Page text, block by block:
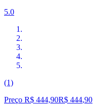
5.0
(1)
Preço R$ 444,90R$ 444,90